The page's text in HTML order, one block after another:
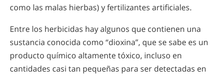
como las malas hierbas) y fertilizantes artificiales.
Entre los herbicidas hay algunos que contienen una
sustancia conocida como “dioxina”, que se sabe es un
producto químico altamente tóxico, incluso en
cantidades casi tan pequeñas para ser detectadas en